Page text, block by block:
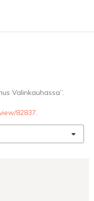
Valinkauhassa”.
82837.